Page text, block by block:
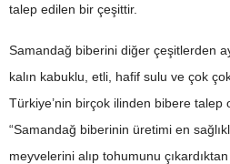
talep edilen bir çeşittir.
Samandağ biberini diğer çeşitlerden
kalın kabuklu, etli, hafif sulu ve çok çok
Türkiye’nin birçok ilinden bibere talep
“Samandağ biberinin üretimi en
meyvelerini alıp tohumunu